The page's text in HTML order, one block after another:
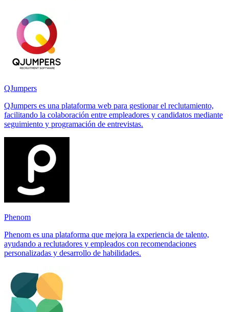
QJumpers
QJumpers es una plataforma web para gestionar el reclutamiento,
facilitando la colaboración entre empleadores y candidatos mediante
seguimiento y programación de entrevistas.
Phenom
Phenom es una plataforma que mejora la experiencia de talento,
ayudando a reclutadores y empleados con recomendaciones
personalizadas y desarrollo de habilidades.